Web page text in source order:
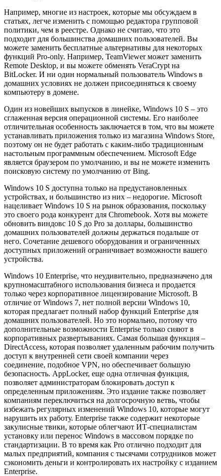
Например, многие из настроек, которые мы обсуждаем в
статьях, легче изменить с помощью редактора групповой
политики, чем в реестре. Однако не считаю, что это
подходит для большинства домашних пользователей. Вы
можете заменить бесплатные альтернативы для некоторых
функций Pro-only. Например, TeamViewer может заменить
Remote Desktop, и вы можете обменять VeraCrypt на
BitLocker. И ни один нормальный пользователь Windows в
домашних условиях не должен присоединяться к своему
компьютеру в домене.
Один из новейших выпусков в линейке, Windows 10 S – это
сглаженная версия операционной системы. Его наиболее
отличительная особенность заключается в том, что вы можете
устанавливать приложения только из магазина Windows Store,
поэтому он не будет работать с каким-либо традиционным
настольным программным обеспечением. Microsoft Edge
является браузером по умолчанию, и вы не можете изменить
поисковую систему по умолчанию от Bing.
Windows 10 S доступна только на предустановленных
устройствах, и большинство из них – недорогие. Microsoft
нацеливает Windows 10 S на рынок образования, поскольку
это своего рода конкурент для Chromebook. Хотя вы можете
обновить виндовс 10 S до Pro за доллары, большинство
домашних пользователей должны держаться подальше от
него. Сочетание дешевого оборудования и ограниченных
доступных приложений ограничивает возможности вашего
устройства.
Windows 10 Enterprise, что неудивительно, предназначено для
крупномасштабного использования бизнеса и продается
только через корпоративное лицензирование Microsoft. В
отличие от Windows 7, нет полной версии Windows 10,
которая предлагает полный набор функций Enterprise для
домашних пользователей. Но это нормально, потому что
дополнительные возможности Enterprise только сияют в
корпоративных развертываниях. Самая большая функция –
DirectAccess, которая позволяет удаленным рабочим получить
доступ к внутренней сети своей компании через
соединение, подобное VPN, но обеспечивает большую
безопасность. AppLocker, еще одна отличная функция,
позволяет администраторам блокировать доступ к
определенным приложениям. Это издание также позволяет
компаниям переключиться на долгосрочную ветвь, чтобы
избежать регулярных изменений Windows 10, которые могут
нарушить их работу. Enterprise также содержит некоторые
закулисные твики, которые облегчают ИТ-специалистам
установку или перенос Windows в массовом порядке по
стандартизации. В то время как Pro отлично подходит для
малых предприятий, компания с тысячами сотрудников может
сэкономить деньги и контролировать их настройку с изданием
Enterprise.